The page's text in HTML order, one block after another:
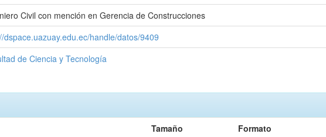
Civil con mención en Gerencia de Construcciones
dspace.uazuay.edu.ec/handle/datos/9409
de Ciencia y Tecnología
Tamaño
Formato